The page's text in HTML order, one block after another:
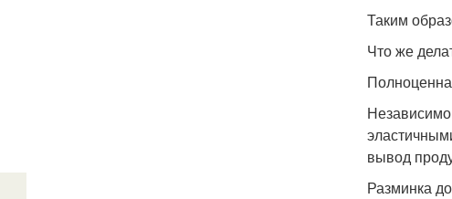
Таким
Что же
вывод
Разминка